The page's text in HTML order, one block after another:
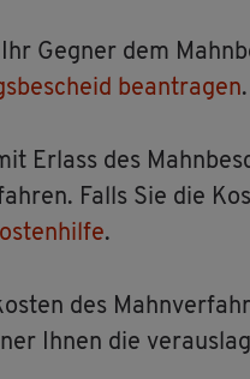
Geg­ner dem
be­an­tra­gen.
Er­lass des
Falls Sie die
.
des
Ihnen die